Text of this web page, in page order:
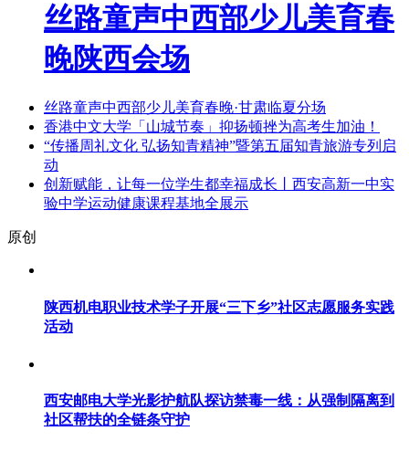
丝路童声中西部少儿美育春
晚陕西会场
丝路童声中西部少儿美育春晚·甘肃临夏分场
香港中文大学「山城节奏」抑扬顿挫为高考生加油！
“传播周礼文化 弘扬知青精神”暨第五届知青旅游专列启
动
创新赋能，让每一位学生都幸福成长丨西安高新一中实
验中学运动健康课程基地全展示
原创
陕西机电职业技术学子开展“三下乡”社区志愿服务实践
活动
西安邮电大学光影护航队探访禁毒一线：从强制隔离到
社区帮扶的全链条守护